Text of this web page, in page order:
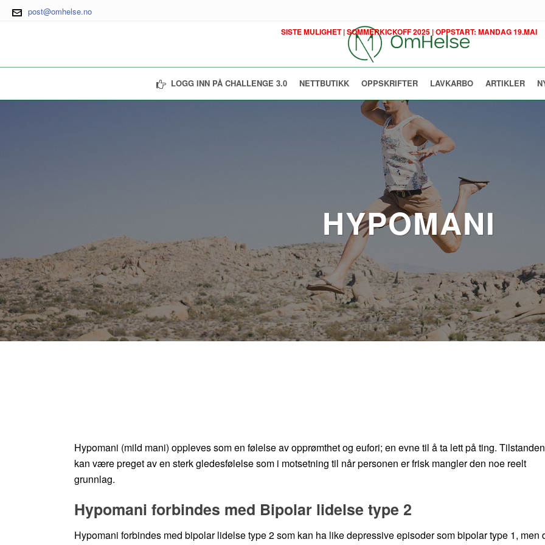
post@omhelse.no
SISTE MULIGHET | SOMMERKICKOFF 2025 | OPPSTART: MANDAG 19.MAI
LOGG INN PÅ CHALLENGE 3.0 NETTBUTIKK OPPSKRIFTER LAVKARBO ARTIKLER
HYPOMANI
Hypomani (mild mani) oppleves som en følelse av opprømthet og eufori; en evne til å ta lett på ting. Tilstanden
kan være preget av en sterk gledesfølelse som i motsetning til når personen er frisk mangler den noe reelt
grunnlag.
Hypomani forbindes med Bipolar lidelse type 2
Hypomani forbindes med bipolar lidelse type 2 som kan ha like depressive episoder som bipolar type 1, men